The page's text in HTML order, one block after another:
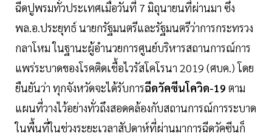
ฉีดปูพรมทั่วประเทศเมื่อวันที่ 7 มิถุนายนที่ผ่านมา ซึ่ง
พล.อ.ประยุทธ์ นายกรัฐมนตรีและรัฐมนตรีว่าการกระทรวง
กลาโหม ในฐานะผู้อำนวยการศูนย์บริหารสถานการณ์การ
แพร่ระบาดของโรคติดเชื้อไวรัสโคโรนา 2019 (ศบค.) โดย
ยืนยันว่า ทุกจังหวัดจะได้รับการฉีดวัคซีนโควิด-19 ตาม
แผนที่วางไว้อย่างทั่วถึงสอดคล้องกับสถานการณ์การระบาด
ในพื้นที่ในช่วงระยะเวลาสัปดาห์ที่ผ่านมาการฉีดวัคซีนก็